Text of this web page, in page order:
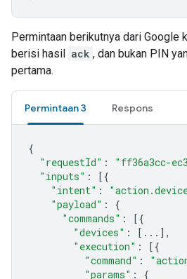
Permintaan berikutnya dari Google
berisi hasil ack , dan bukan PIN
pertama.
Permintaan 3 Respons
{
"requestId" :
"ff36a3cc-
"inputs" :
[{
"intent" :
"payload" :
{
"commands" :
[{
"devices" : [ ... ],
"execution" :
[{
"command" :
"params" :
{